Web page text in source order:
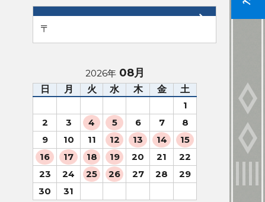
〒
2026年 08月
日 月 火 水 木 金 土
1
2
3 4 5 6 7
8
9
10 11 12 13 14
15
16
17 18 19 20 21
22
23
24 25 26 27 28
29
30
31